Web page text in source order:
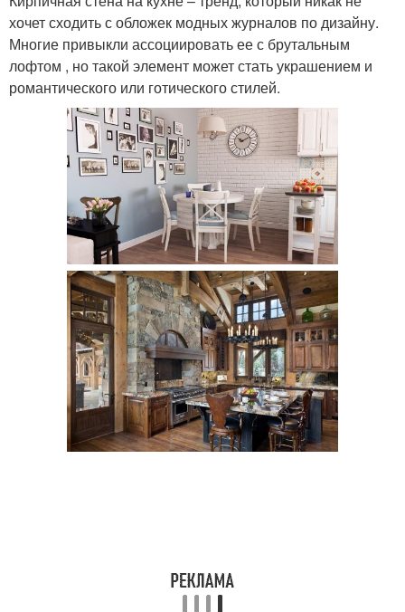
хочет сходить с обложек модных журналов по дизайну.
Многие привыкли ассоциировать ее с брутальным
лофтом , но такой элемент может стать украшением и
романтического или готического стилей.